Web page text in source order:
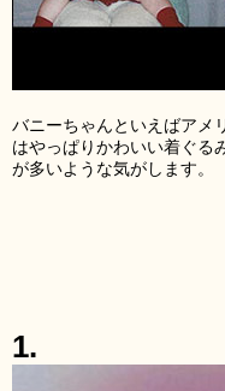
バニーちゃんといえばアメ
はやっぱりかわいい着ぐる
が多いような気がします。
1.